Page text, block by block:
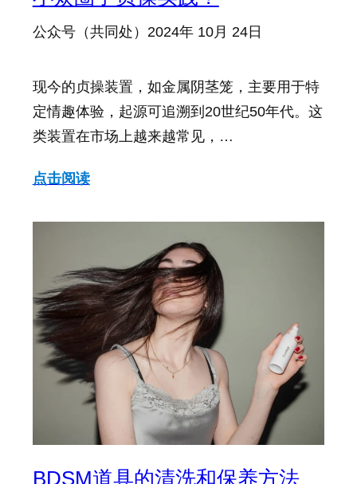
公众号（共同处） 2024年 10月 24日
现今的贞操装置，如金属阴茎笼，主要用于特
定情趣体验，起源可追溯到20世纪50年代。这
类装置在市场上越来越常见，…
点击阅读
BDSM道具的清洗和保养方法